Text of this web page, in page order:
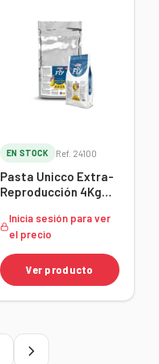
EN STOCK Ref. 24100
Pasta Unicco Extra-
Reproducción 4Kg
Inicia sesión para ver
el precio
Ver producto